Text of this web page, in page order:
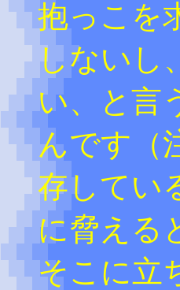
抱っこを
しないし
い、と言
んです（
存してい
に脅える
そこに立